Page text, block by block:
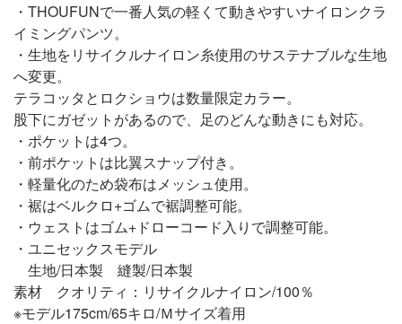
・THOUFUNで一番人気の軽くて動きやすいナイロンクラ
イミングパンツ。
・生地をリサイクルナイロン糸使用のサステナブルな生地
へ変更。
テラコッタとロクショウは数量限定カラー。
股下にガゼットがあるので、足のどんな動きにも対応。
・ポケットは4つ。
・前ポケットは比翼スナップ付き。
・軽量化のため袋布はメッシュ使用。
・裾はベルクロ+ゴムで裾調整可能。
・ウェストはゴム+ドローコード入りで調整可能。
・ユニセックスモデル
生地/日本製 縫製/日本製
素材 クオリティ：リサイクルナイロン/100％
※モデル175cm/65キロ/Ｍサイズ着用